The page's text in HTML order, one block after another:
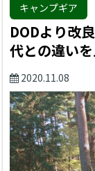
キャンプギア
DODより改
代との違い
2020.11.08